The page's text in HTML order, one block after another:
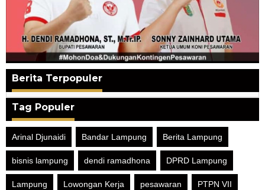
Berita Terpopuler
Tag Populer
Arinal Djunaidi Bandar Lampung Berita Lampung
bisnis lampung dendi ramadhona DPRD Lampung
Lampung Lowongan Kerja pesawaran PTPN VII